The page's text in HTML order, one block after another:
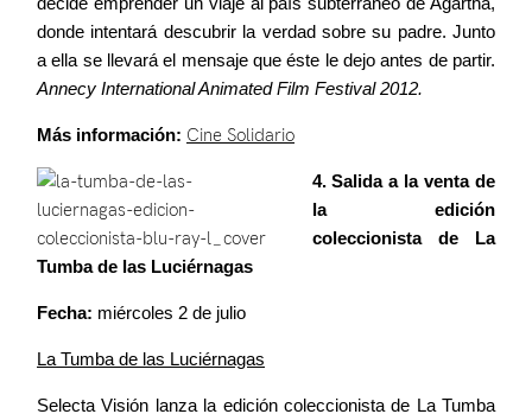
donde intentará descubrir la verdad sobre su padre. Junto
a ella se llevará el mensaje que éste le dejo antes de partir.
Annecy International Animated Film Festival 2012.
Más información: Cine Solidario
4. Salida a la venta de
la edición
coleccionista de La
Tumba de las Luciérnagas
Fecha: miércoles 2 de julio
La Tumba de las Luciérnagas
Selecta Visión lanza la edición coleccionista de La Tumba